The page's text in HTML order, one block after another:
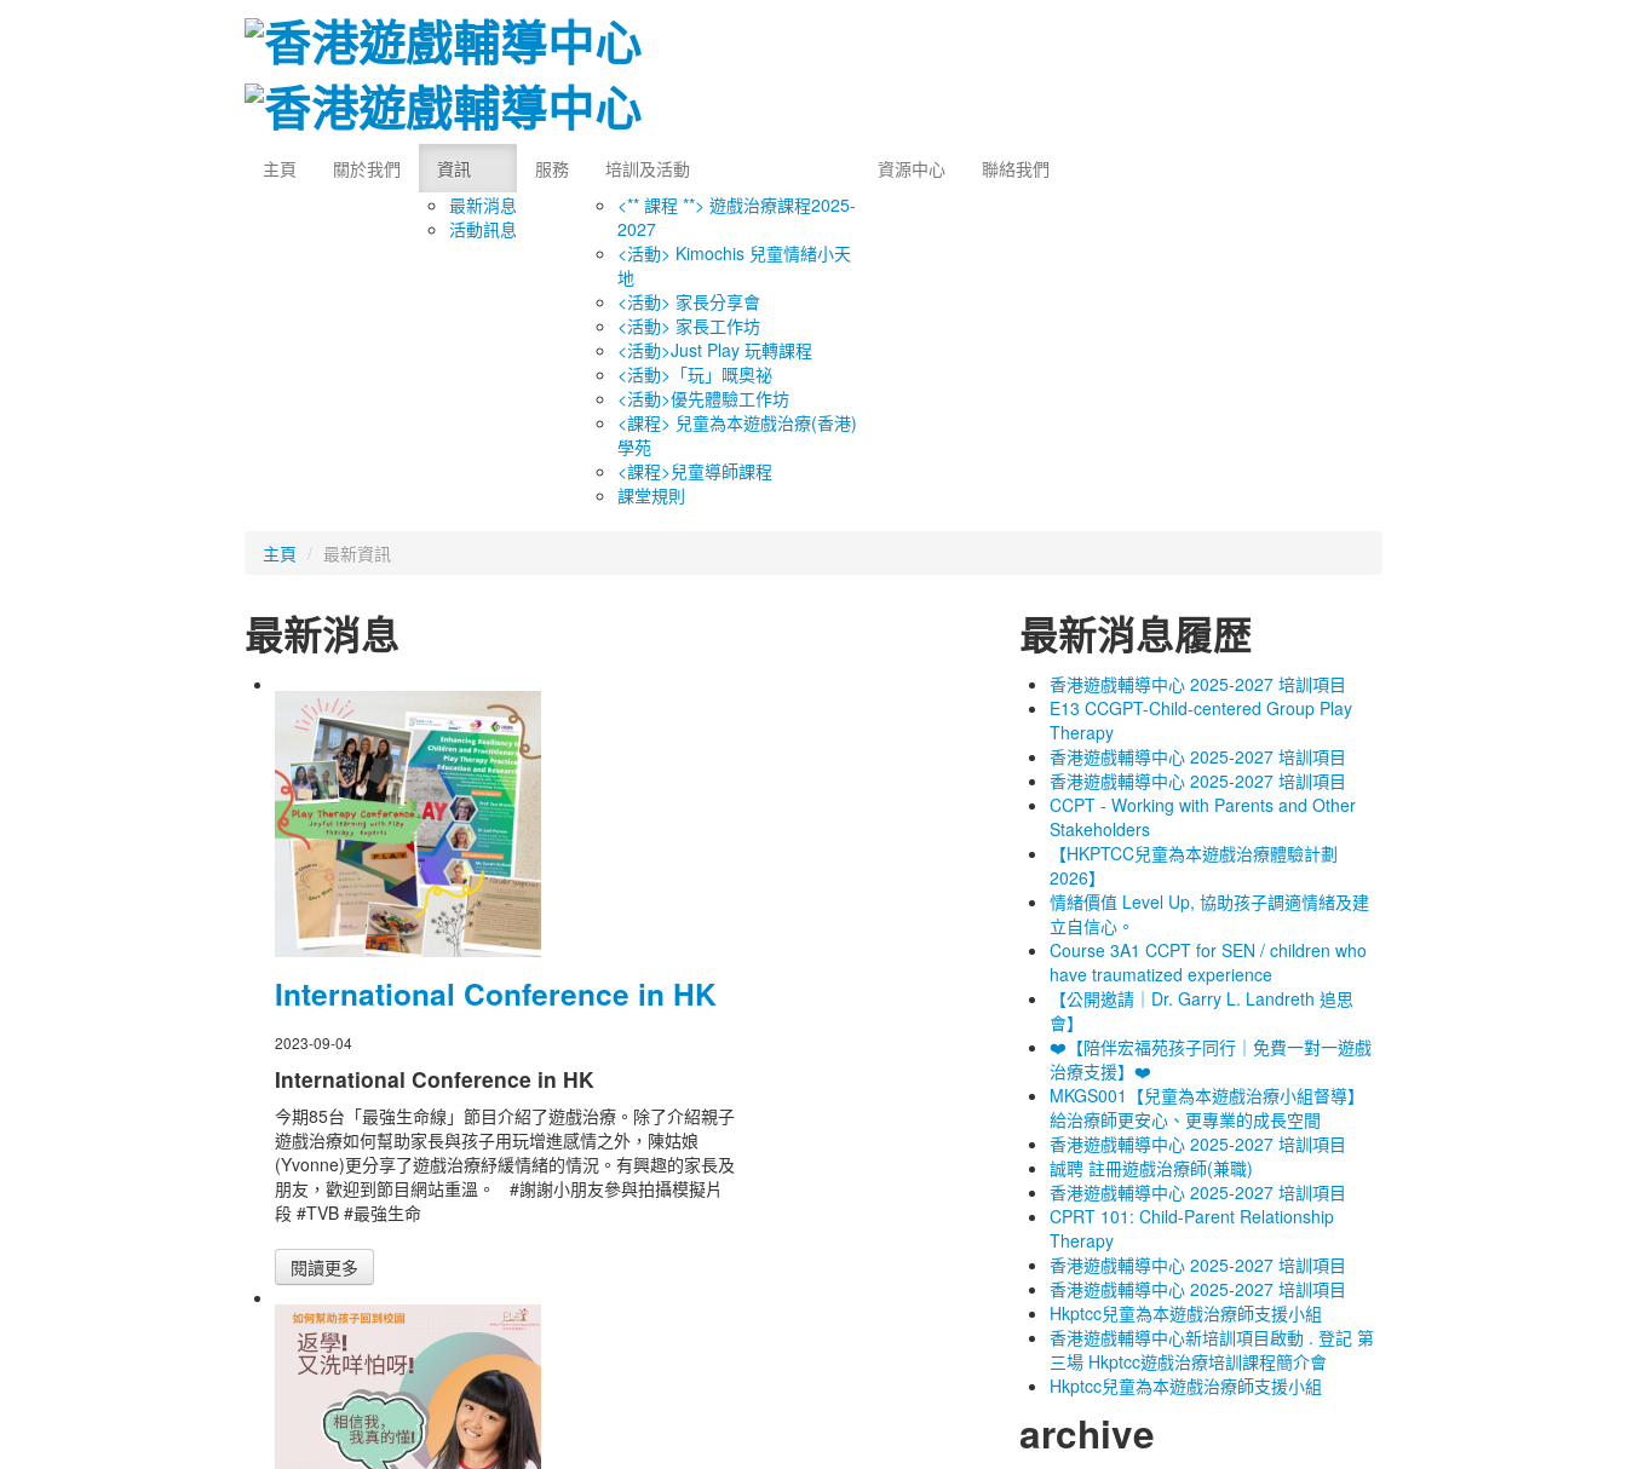
主頁 關於我們
資訊
最新消息
活動訊息
服務
培訓及活動
<** 課程 **> 遊戲治療課程2025-
2027
<活動> Kimochis 兒童情緒小天
地
<活動> 家長分享會
<活動> 家長工作坊
<活動>Just Play 玩轉課程
<活動>「玩」嘅奧祕
<活動>優先體驗工作坊
<課程> 兒童為本遊戲治療(香港)
學苑
<課程>兒童導師課程
課堂規則
資源中心 聯絡我們
主頁 / 最新資訊
最新消息
International Conference in HK
2023-09-04
International Conference in HK
今期85台「最強生命線」節目介紹了遊戲治療。除了介紹親子
遊戲治療如何幫助家長與孩子用玩增進感情之外，陳姑娘
(Yvonne)更分享了遊戲治療紓緩情緒的情況。有興趣的家長及
朋友，歡迎到節目網站重溫。 #謝謝小朋友參與拍攝模擬片
段 #TVB #最強生命
閱讀更多
最新消息履歴
香港遊戲輔導中心 2025-2027 培訓項目
E13 CCGPT-Child-centered Group Play
Therapy
香港遊戲輔導中心 2025-2027 培訓項目
香港遊戲輔導中心 2025-2027 培訓項目
CCPT - Working with Parents and Other
Stakeholders
【HKPTCC兒童為本遊戲治療體驗計劃
2026】
情緒價值 Level Up, 協助孩子調適情緒及建
立自信心。
Course 3A1 CCPT for SEN / children who
have traumatized experience
【公開邀請｜Dr. Garry L. Landreth 追思
會】
❤️【陪伴宏福苑孩子同行｜免費一對一遊戲
治療支援】❤️
MKGS001【兒童為本遊戲治療小組督導】
給治療師更安心、更專業的成長空間
香港遊戲輔導中心 2025-2027 培訓項目
誠聘 註冊遊戲治療師(兼職)
香港遊戲輔導中心 2025-2027 培訓項目
CPRT 101: Child-Parent Relationship
Therapy
香港遊戲輔導中心 2025-2027 培訓項目
香港遊戲輔導中心 2025-2027 培訓項目
Hkptcc兒童為本遊戲治療師支援小組
香港遊戲輔導中心新培訓項目啟動 . 登記 第
三場 Hkptcc遊戲治療培訓課程簡介會
Hkptcc兒童為本遊戲治療師支援小組
archive